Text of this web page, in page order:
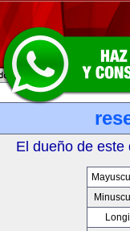
El dueño de este